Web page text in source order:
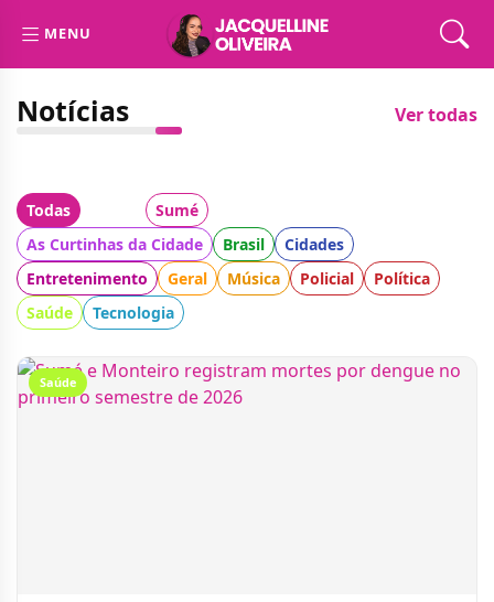
MENU
Notícias Ver todas
Todas Sumé
As Curtinhas da Cidade
Brasil
Cidades
Entretenimento
Geral Música Policial
Política
Saúde
Tecnologia
Saúde